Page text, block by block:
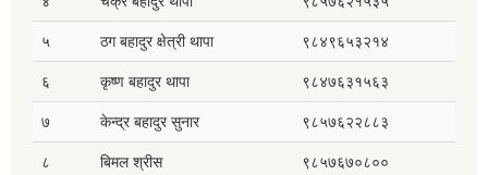
५ ठग बहादुर क्षेत्री थापा ९८४९६५३२१४
६ कृष्ण बहादुर थापा ९८४७६३१५६३
७ केन्द्र बहादुर सुनार ९८५७६२२८८३
८ बिमल श्रीस ९८५७६७०८००